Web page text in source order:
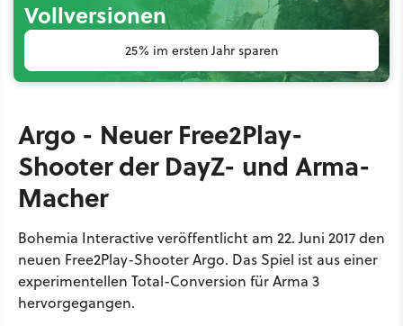
Vollversionen
25% im ersten Jahr sparen
Argo - Neuer Free2Play-
Shooter der DayZ- und Arma-
Macher
Bohemia Interactive veröffentlicht am 22. Juni 2017 den
neuen Free2Play-Shooter Argo. Das Spiel ist aus einer
experimentellen Total-Conversion für Arma 3
hervorgegangen.